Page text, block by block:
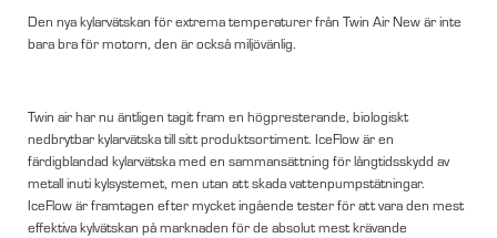
Den nya kylarvätskan för extrema temperaturer från Twin Air New är inte
bara bra för motorn, den är också miljövänlig.
Twin air har nu äntligen tagit fram en högpresterande, biologiskt
nedbrytbar kylarvätska till sitt produktsortiment. IceFlow är en
färdigblandad kylarvätska med en sammansättning för långtidsskydd av
metall inuti kylsystemet, men utan att skada vattenpumpstätningar.
IceFlow är framtagen efter mycket ingående tester för att vara den mest
effektiva kylvätskan på marknaden för de absolut mest krävande